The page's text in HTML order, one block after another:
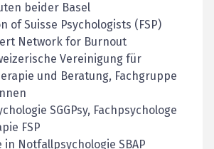
beider Basel
of Suisse Psychologists (FSP)
Network for Burnout
Vereinigung für
und Beratung, Fachgruppe
SGGPsy, Fachpsychologe
FSP
in Notfallpsychologie SBAP